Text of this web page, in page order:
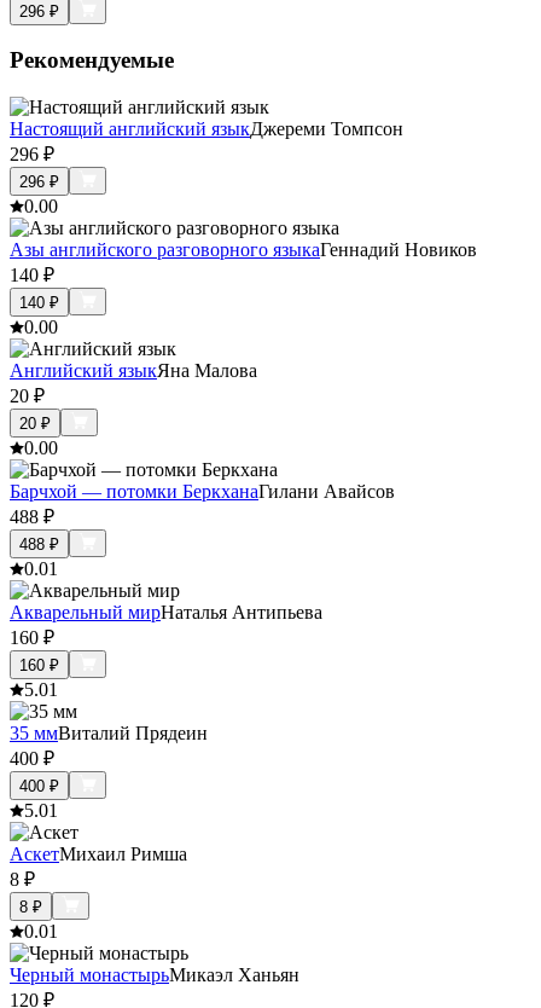
296 ₽
Рекомендуемые
Настоящий английский языкДжереми Томпсон
296 ₽
296 ₽
0.00
Азы английского разговорного языкаГеннадий Новиков
140 ₽
140 ₽
0.00
Английский языкЯна Малова
20 ₽
20 ₽
0.00
Барчхой — потомки БеркханаГилани Авайсов
488 ₽
488 ₽
0.01
Акварельный мирНаталья Антипьева
160 ₽
160 ₽
5.01
35 ммВиталий Прядеин
400 ₽
400 ₽
5.01
АскетМихаил Римша
8 ₽
8 ₽
0.01
Черный монастырьМикаэл Ханьян
120 ₽